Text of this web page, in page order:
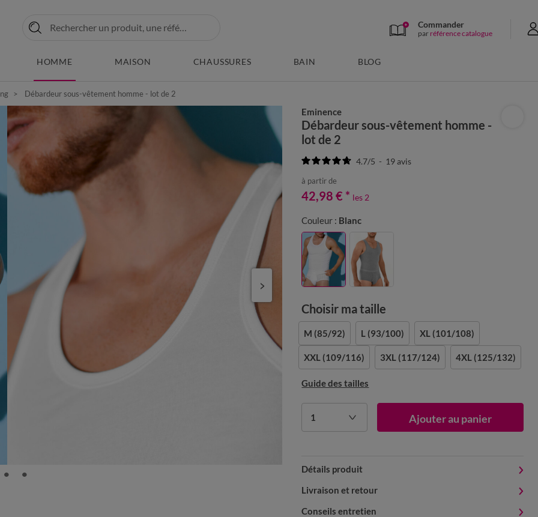
Commander
par référence catalogue
HOMME MAISON CHAUSSURES BAIN BLOG
Débardeur sous-vêtement homme - lot de 2
Eminence
Débardeur sous-vêtement homme -
lot de 2
4.7/5 - 19avis
à partir de
42,98 € * les 2
Couleur : Blanc
Choisir ma taille
M (85/92) L (93/100) XL (101/108)
XXL (109/116) 3XL (117/124) 4XL (125/132)
Guide des tailles
1 Ajouter au panier
Détails produit
Livraison et retour
Conseils entretien